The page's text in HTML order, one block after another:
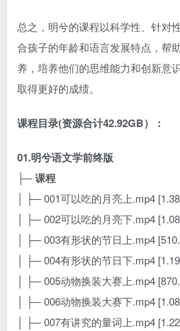
总之，明兮的课程以科学性、针对
合孩子的年龄和语言发展特点，帮
养，培养他们的思维能力和创新意
取得更好的成绩。
课程目录(资源合计42.92GB）：
01.明兮语文学前终版
├─课程
│ ├─ 001可以吃的月亮上.mp4
│ ├─ 002可以吃的月亮下.mp4
│ ├─ 003有形状的节日上.mp4
│ ├─ 004有形状的节日下.mp4
│ ├─ 005动物换装大赛上.mp4
│ ├─ 006动物换装大赛下.mp4
│ ├─ 007有讲究的量词上.mp4